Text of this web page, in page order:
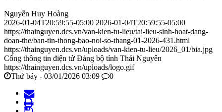
Nguyễn Huy Hoàng
2026-01-04T20:59:55-05:00 2026-01-04T20:59:55-05:00
https://thainguyen.dcs.vn/van-kien-tu-lieu/tai-lieu-sinh-hoat-dang-
doan-the/ban-tin-thong-bao-noi-so-thang-01-2026-431.html
https://thainguyen.dcs.vn/uploads/van-kien-tu-lieu/2026_01/bia.jpg
Cổng thông tin điện tử Đảng bộ tỉnh Thái Nguyên
https://thainguyen.dcs.vn/uploads/logo.gif
Thứ bảy - 03/01/2026 03:09
0